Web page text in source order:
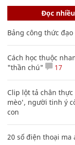
Đọc nhiều
Bảng công thức
Cách học thuộc
"thần chú"
17
Clip lột tả chân
mèo', người tinh ý
con
20 số điện thoại